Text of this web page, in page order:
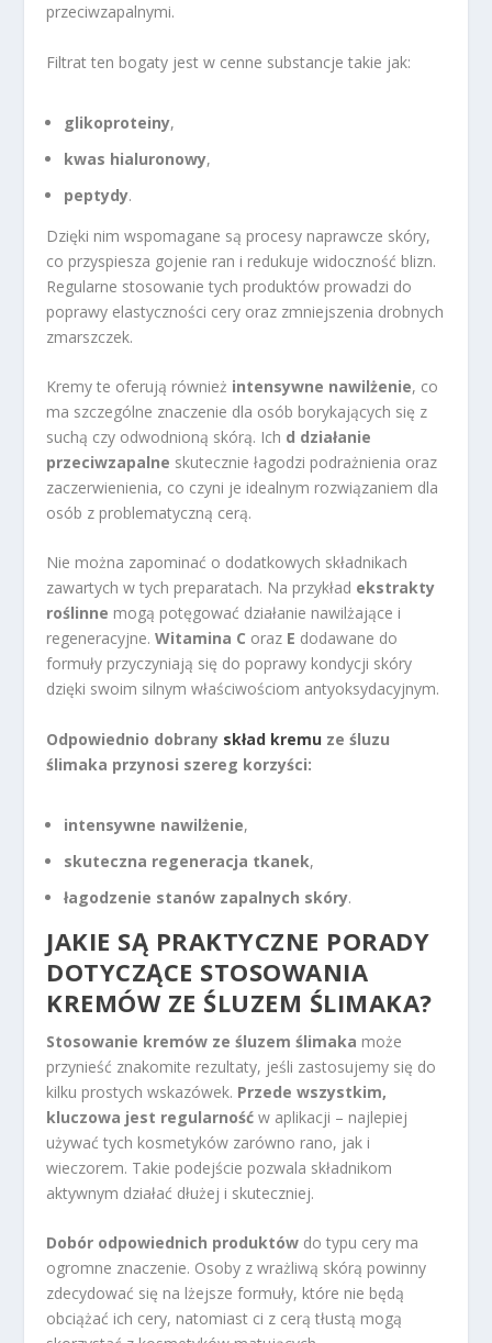
przeciwzapalnymi.
Filtrat ten bogaty jest w cenne substancje takie jak:
glikoproteiny,
kwas hialuronowy,
peptydy.
Dzięki nim wspomagane są procesy naprawcze skóry,
co przyspiesza gojenie ran i redukuje widoczność blizn.
Regularne stosowanie tych produktów prowadzi do
poprawy elastyczności cery oraz zmniejszenia drobnych
zmarszczek.
Kremy te oferują również intensywne nawilżenie, co
ma szczególne znaczenie dla osób borykających się z
suchą czy odwodnioną skórą. Ich d działanie
przeciwzapalne skutecznie łagodzi podrażnienia oraz
zaczerwienienia, co czyni je idealnym rozwiązaniem dla
osób z problematyczną cerą.
Nie można zapominać o dodatkowych składnikach
zawartych w tych preparatach. Na przykład ekstrakty
roślinne mogą potęgować działanie nawilżające i
regeneracyjne.Witamina C oraz E dodawane do
formuły przyczyniają się do poprawy kondycji skóry
dzięki swoim silnym właściwościom antyoksydacyjnym.
Odpowiednio dobrany skład kremu ze śluzu
ślimaka przynosi szereg korzyści:
intensywne nawilżenie,
skuteczna regeneracja tkanek,
łagodzenie stanów zapalnych skóry.
JAKIE SĄ PRAKTYCZNE PORADY
DOTYCZĄCE STOSOWANIA
KREMÓW ZE ŚLUZEM ŚLIMAKA?
Stosowanie kremów ze śluzem ślimaka może
przynieść znakomite rezultaty, jeśli zastosujemy się do
kilku prostych wskazówek. Przede wszystkim,
kluczowa jest regularność w aplikacji – najlepiej
używać tych kosmetyków zarówno rano, jak i
wieczorem. Takie podejście pozwala składnikom
aktywnym działać dłużej i skuteczniej.
Dobór odpowiednich produktów do typu cery ma
ogromne znaczenie. Osoby z wrażliwą skórą powinny
zdecydować się na lżejsze formuły, które nie będą
obciążać ich cery, natomiast ci z cerą tłustą mogą